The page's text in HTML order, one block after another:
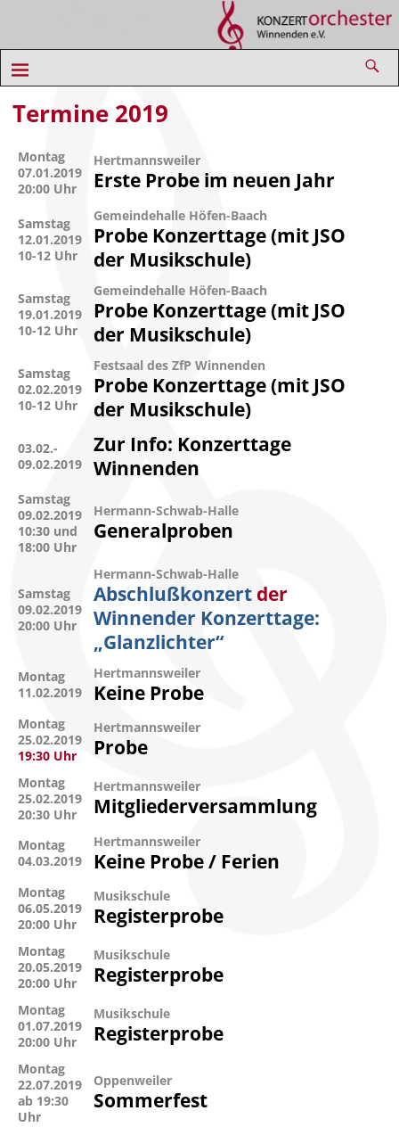
Termine 2019
Montag
07.01.2019
20:00 Uhr
Hertmannsweiler
Erste Probe im neuen Jahr
Samstag
12.01.2019
10-12 Uhr
Gemeindehalle Höfen-Baach
Probe Konzerttage (mit JSO
der Musikschule)
Samstag
19.01.2019
10-12 Uhr
Gemeindehalle Höfen-Baach
Probe Konzerttage (mit JSO
der Musikschule)
Samstag
02.02.2019
10-12 Uhr
Festsaal des ZfP Winnenden
Probe Konzerttage (mit JSO
der Musikschule)
03.02.-
09.02.2019
Zur Info: Konzerttage
Winnenden
Samstag
09.02.2019
10:30 und
18:00 Uhr
Hermann-Schwab-Halle
Generalproben
Samstag
09.02.2019
20:00 Uhr
Hermann-Schwab-Halle
Abschlußkonzertder
Winnender Konzerttage:
„Glanzlichter“
Montag
11.02.2019
Hertmannsweiler
Keine Probe
Montag
25.02.2019
19:30 Uhr
Hertmannsweiler
Probe
Montag
25.02.2019
20:30 Uhr
Hertmannsweiler
Mitgliederversammlung
Montag
04.03.2019
Hertmannsweiler
Keine Probe / Ferien
Montag
06.05.2019
20:00 Uhr
Musikschule
Registerprobe
Montag
20.05.2019
20:00 Uhr
Musikschule
Registerprobe
Montag
01.07.2019
20:00 Uhr
Musikschule
Registerprobe
Montag
22.07.2019
ab 19:30
Uhr
Oppenweiler
Sommerfest